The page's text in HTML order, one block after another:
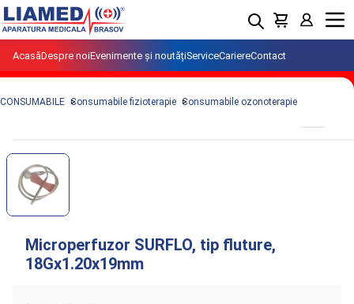
AcasăDespre noiEvenimente și noutățiServiceCariereContact
Menu
CONSUMABILE Consumabile fizioterapie Consumabile ozonoterapie